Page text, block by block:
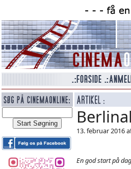
13. februar 2016
En god start på